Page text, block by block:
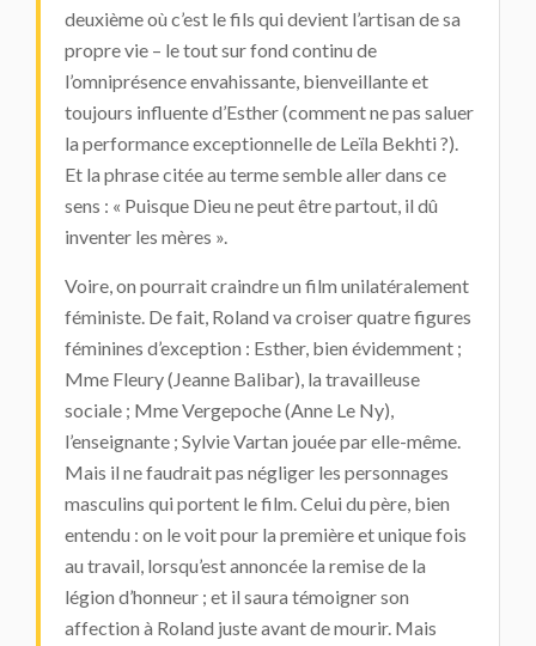
deuxième où c’est le fils qui devient l’artisan de sa
propre vie – le tout sur fond continu de
l’omniprésence envahissante, bienveillante et
toujours influente d’Esther (comment ne pas saluer
la performance exceptionnelle de Leïla Bekhti ?).
Et la phrase citée au terme semble aller dans ce
sens : « Puisque Dieu ne peut être partout, il dû
inventer les mères ».
Voire, on pourrait craindre un film unilatéralement
féministe. De fait, Roland va croiser quatre figures
féminines d’exception : Esther, bien évidemment ;
Mme Fleury (Jeanne Balibar), la travailleuse
sociale ; Mme Vergepoche (Anne Le Ny),
l’enseignante ; Sylvie Vartan jouée par elle-même.
Mais il ne faudrait pas négliger les personnages
masculins qui portent le film. Celui du père, bien
entendu : on le voit pour la première et unique fois
au travail, lorsqu’est annoncée la remise de la
légion d’honneur ; et il saura témoigner son
affection à Roland juste avant de mourir. Mais